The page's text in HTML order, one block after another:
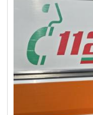
Коментар*